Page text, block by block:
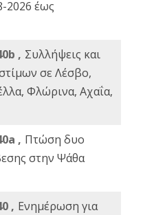
2026 έως
, Συλλήψεις και
σε Λέσβο,
Φλώρινα, Αχαΐα,
, Πτώση δυο
στην Ψάθα
, Ενημέρωση για